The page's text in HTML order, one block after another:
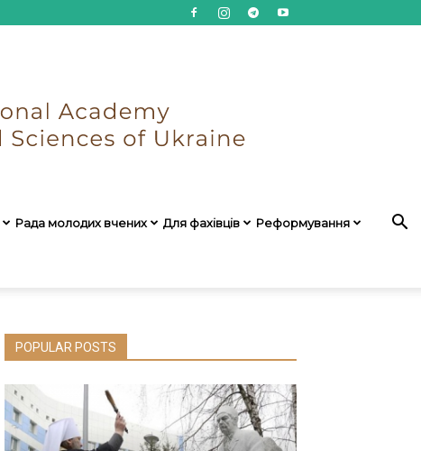
Рада молодих вчених Для фахівців Реформування
POPULAR POSTS